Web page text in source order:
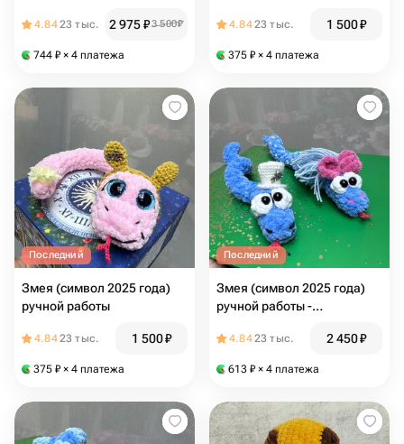
4.8423 тыс. 2 975₽3 500₽
744 ₽ × 4 платежа
4.8423 тыс. 1 500₽
375 ₽ × 4 платежа
Последний
Змея (символ 2025 года)
ручной работы
4.8423 тыс. 1 500₽
375 ₽ × 4 платежа
Последний
Змея (символ 2025 года)
ручной работы -
4.8423 тыс. 2 450₽
613 ₽ × 4 платежа